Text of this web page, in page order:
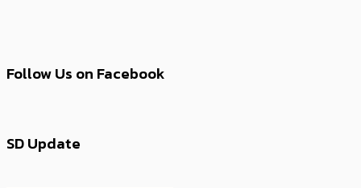
Follow Us on Facebook
SD Update